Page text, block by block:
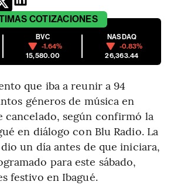
COTIZACIONES
BVC
-1.64%
15,580.00
NASDAQ
-0.83%
26,363.44
que iba a reunir a 94
géneros de música en
cancelado, según confirmó la
en diálogo con Blu Radio. La
un día antes de que iniciara,
para este sábado,
festivo en Ibagué.